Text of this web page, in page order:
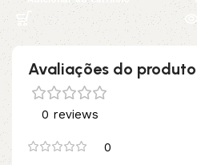
Avaliações do produto
0 reviews
0